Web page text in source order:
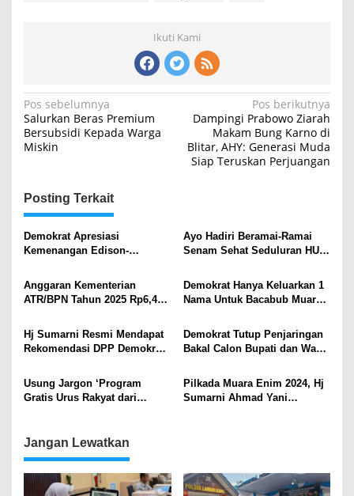
Ikuti Kami
Navigasi
pos
Pos sebelumnya
Salurkan Beras Premium
Bersubsidi Kepada Warga
Miskin
Pos berikutnya
Dampingi Prabowo Ziarah
Makam Bung Karno di
Blitar, AHY: Generasi Muda
Siap Teruskan Perjuangan
Posting Terkait
Demokrat Apresiasi
Kemenangan Edison-
untuk Muara Enim Lebih
Maju
Ayo Hadiri Beramai-Ramai
Senam Sehat Seduluran HUT
Anggaran Kementerian
ATR/BPN Tahun 2025 Rp6,4
DPR Ri, Menteri AHY: Alokasi
untuk Lanjutkan Program
Demokrat Hanya Keluarkan 1
Nama Untuk Bacabub Muara
Berpeluang Dapat Rekom
Hj Sumarni Resmi Mendapat
Rekomendasi DPP Demokrat
Demokrat Tutup Penjaringan
Bakal Calon Bupati dan Wakil
Usung Jargon ‘Program
Gratis Urus Rakyat dari
Tuntaskan PR Merakyat
Pilkada Muara Enim 2024, Hj
Sumarni Ahmad Yani
Jangan Lewatkan